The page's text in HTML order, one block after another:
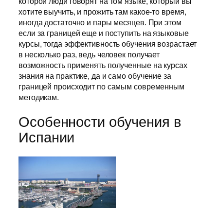
хотите выучить, и прожить там какое-то время,
иногда достаточно и пары месяцев. При этом
если за границей еще и поступить на языковые
курсы, тогда эффективность обучения возрастает
в несколько раз, ведь человек получает
возможность применять полученные на курсах
знания на практике, да и само обучение за
границей происходит по самым современным
методикам.
Особенности обучения в
Испании